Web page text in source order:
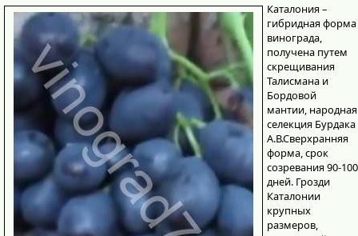
Каталония –
гибридная форма
винограда,
получена путем
скрещивания
Талисмана и
Бордовой
мантии, народная
селекция Бурдака
А.В.Сверхранняя
форма, срок
созревания 90-100
дней. Грозди
Каталонии
крупных
размеров,